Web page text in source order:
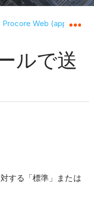
開/折りたたむ
Procore Web
ルで送
する「標準」または